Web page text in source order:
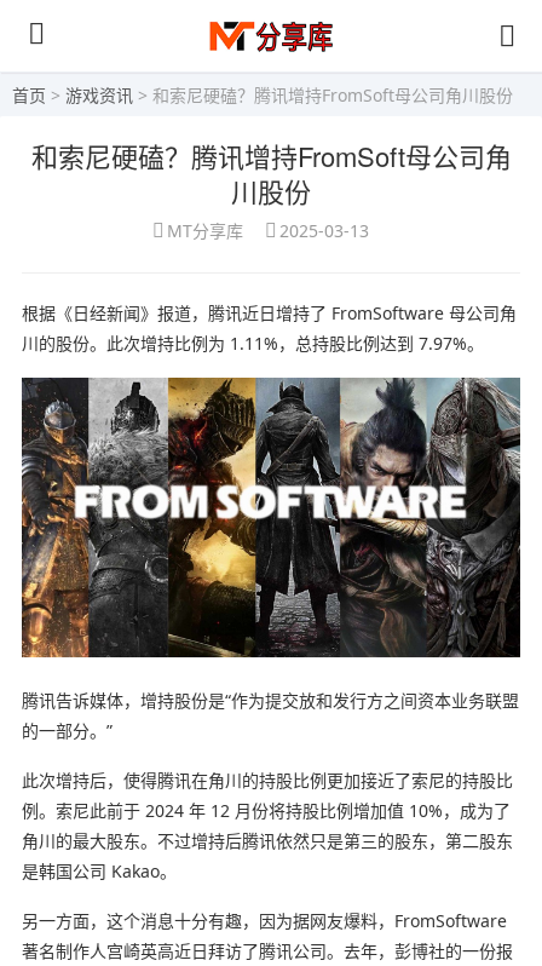
首页 > 游戏资讯 > 和索尼硬磕？腾讯增持FromSoft母公司角川股份
和索尼硬磕？腾讯增持FromSoft母公司角
川股份
MT分享库 2025-03-13
根据《日经新闻》报道，腾讯近日增持了 FromSoftware 母公司角
川的股份。此次增持比例为 1.11%，总持股比例达到 7.97%。
腾讯告诉媒体，增持股份是“作为提交放和发行方之间资本业务联盟
的一部分。”
此次增持后，使得腾讯在角川的持股比例更加接近了索尼的持股比
例。索尼此前于 2024 年 12 月份将持股比例增加值 10%，成为了
角川的最大股东。不过增持后腾讯依然只是第三的股东，第二股东
是韩国公司 Kakao。
另一方面，这个消息十分有趣，因为据网友爆料，FromSoftware
著名制作人宫崎英高近日拜访了腾讯公司。去年，彭博社的一份报